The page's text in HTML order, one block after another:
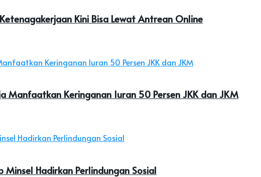
Kini Bisa Lewat Antrean Online
Manfaatkan Keringanan Iuran 50 Persen JKK dan JKM
Minsel Hadirkan Perlindungan Sosial